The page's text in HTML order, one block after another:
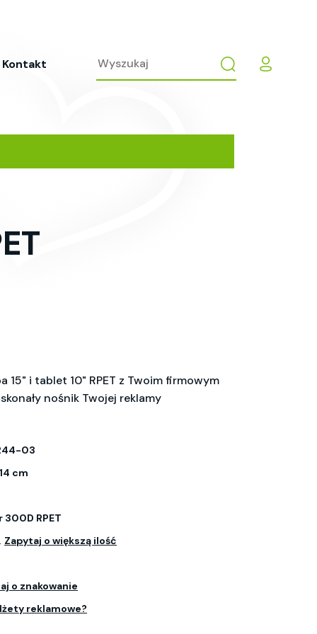
Kontakt
15" i tablet 10" RPET z Twoim firmowym
nośnik Twojej reklamy
03
cm
RPET
Zapytaj o większą ilość
o znakowanie
reklamowe?